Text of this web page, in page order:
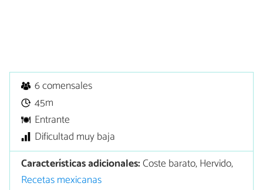
6 comensales
45m
Entrante
Dificultad muy baja
Características adicionales:Coste barato, Hervido,
Recetas mexicanas